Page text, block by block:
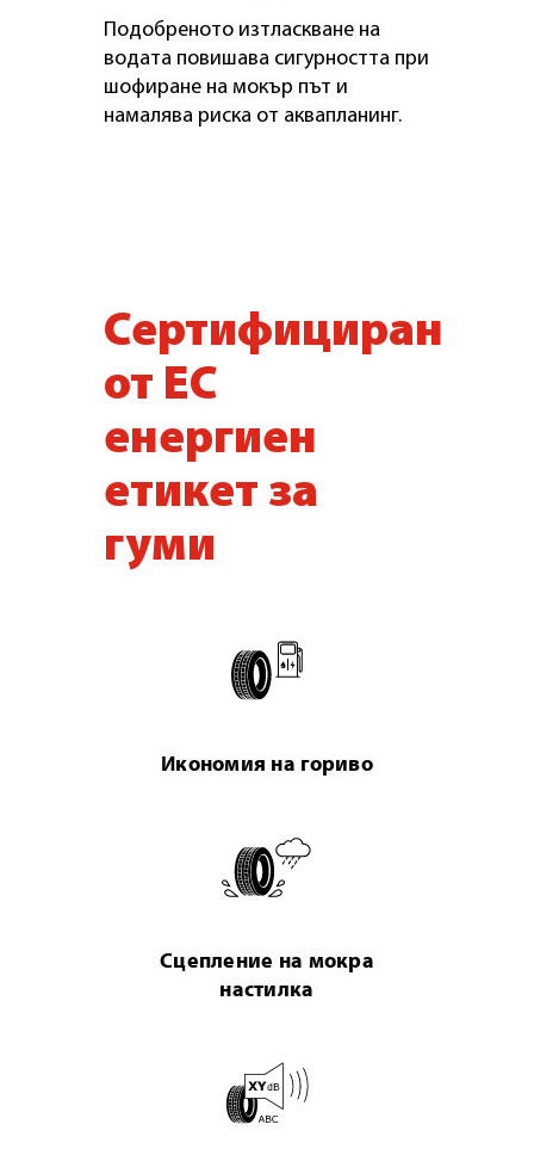
Подобреното изтласкване на
водата повишава сигурността при
шофиране на мокър път и
намалява риска от аквапланинг.
Сертифициран
от ЕС
енергиен
етикет за
гуми
Икономия на гориво
Сцепление на мокра
настилка